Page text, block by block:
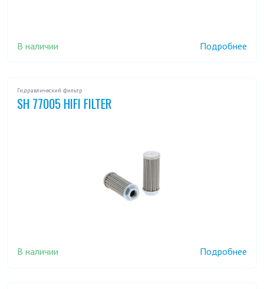
В наличии Подробнее
Гидравлический фильтр
SH 77005 HIFI FILTER
В наличии Подробнее